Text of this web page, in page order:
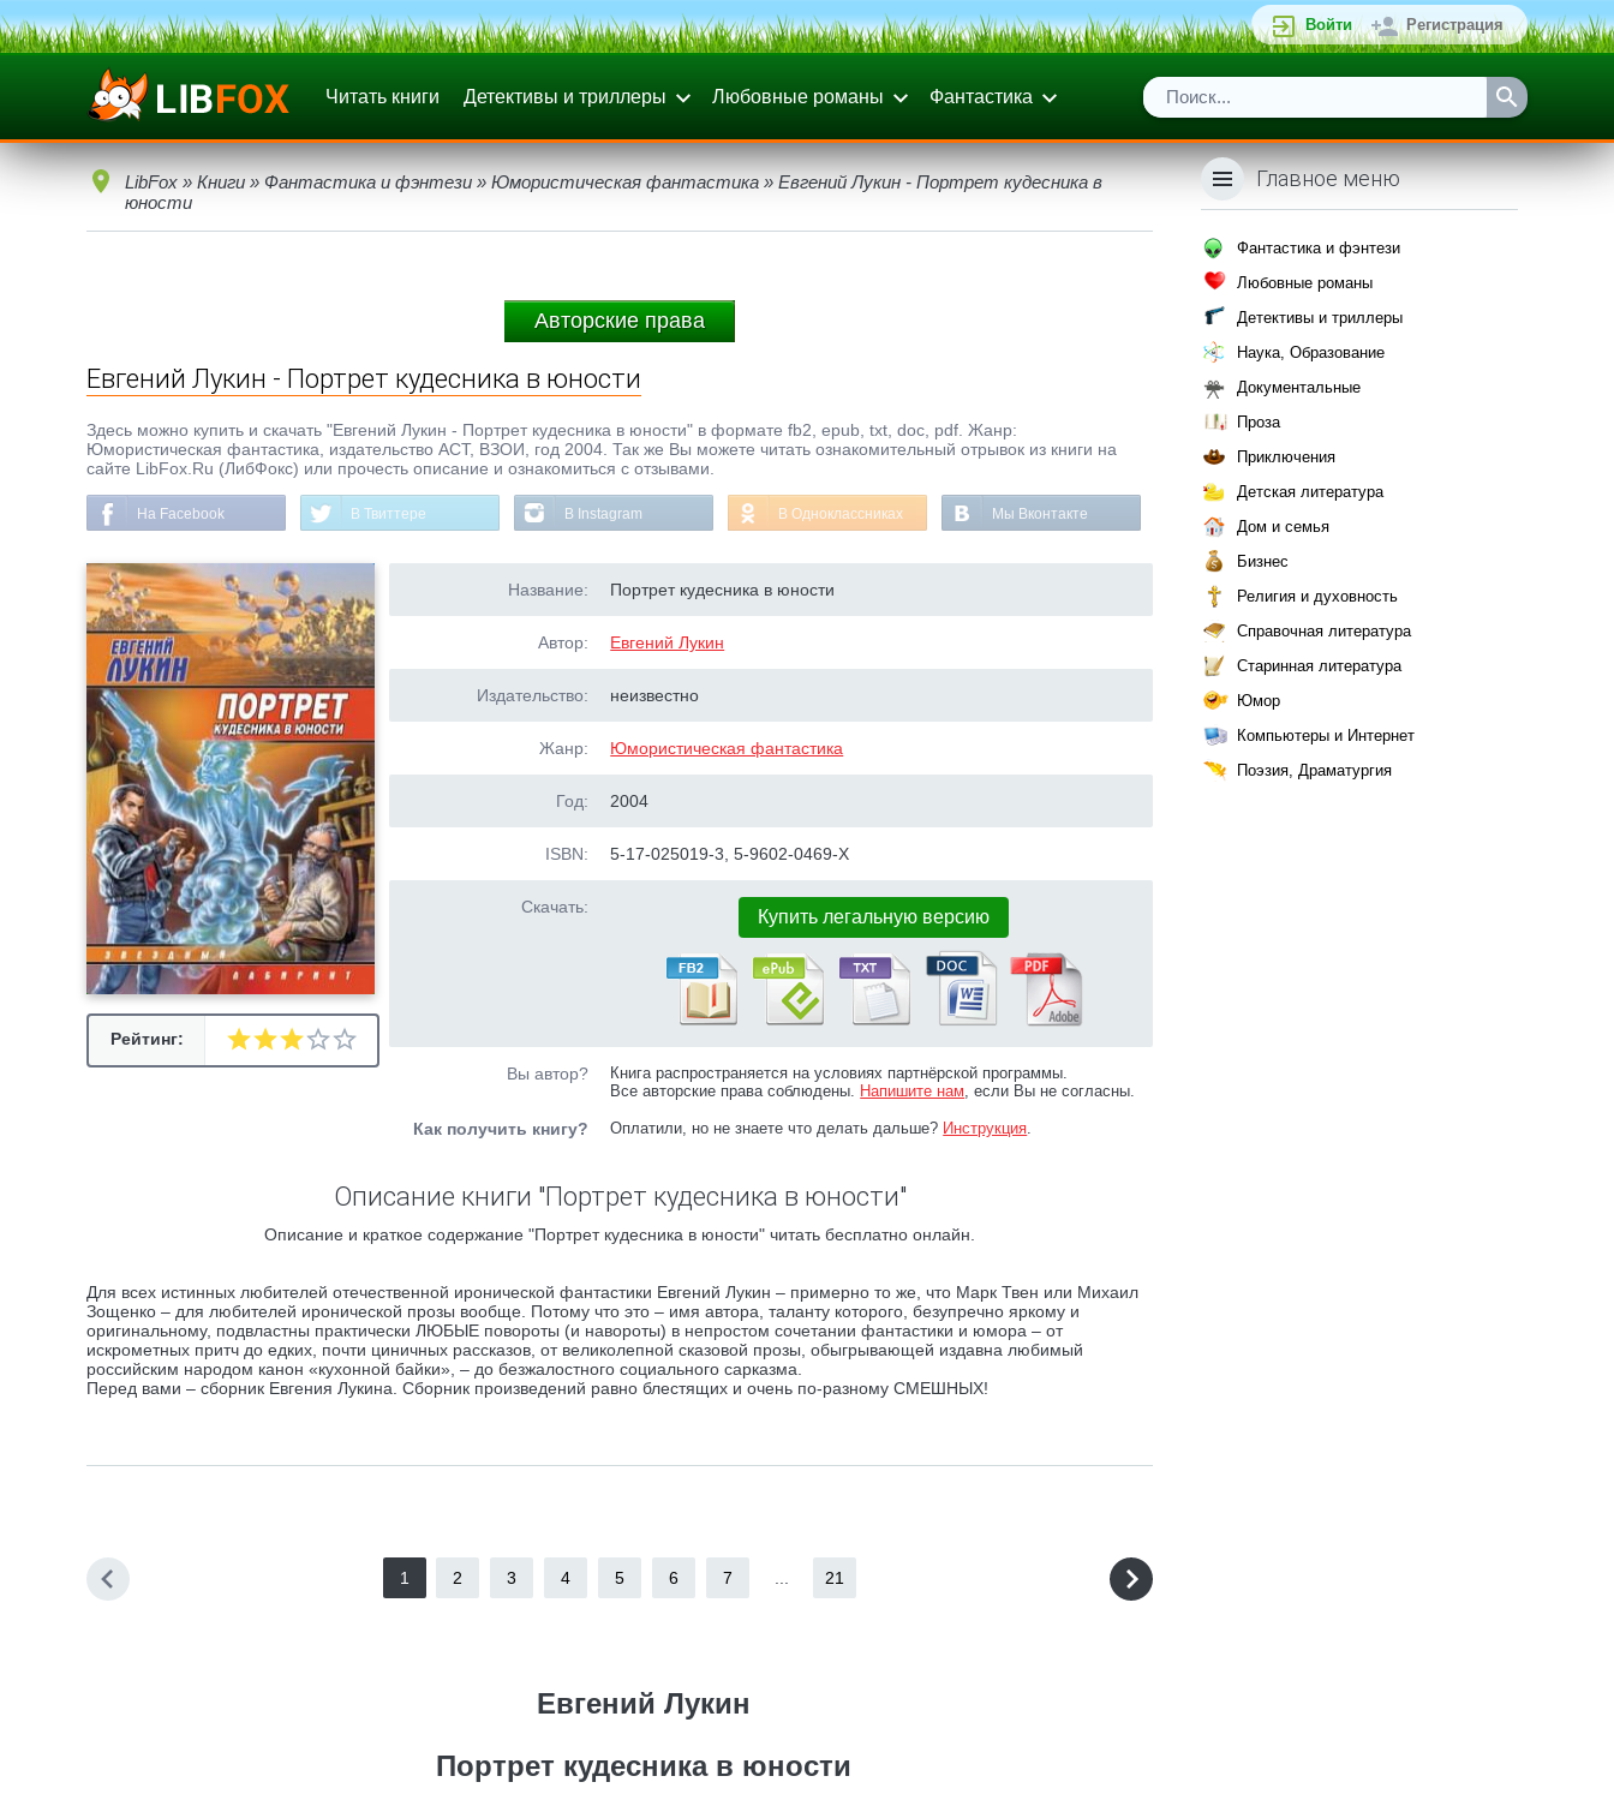
Войти Регистрация
Читать книги Детективы и триллеры Любовные романы Фантастика
LibFox » Книги » Фантастика и фэнтези » Юмористическая фантастика » Евгений Лукин - Портрет кудесника в
юности
Авторские права
Евгений Лукин - Портрет кудесника в юности
Здесь можно купить и скачать "Евгений Лукин - Портрет кудесника в юности" в формате fb2, epub, txt, doc, pdf. Жанр:
Юмористическая фантастика, издательство АСТ, ВЗОИ, год 2004. Так же Вы можете читать ознакомительный отрывок из книги на
сайте LibFox.Ru (ЛибФокс) или прочесть описание и ознакомиться с отзывами.
На Facebook В Твиттере В Instagram В Одноклассниках Мы Вконтакте
Рейтинг:
Название: Портрет кудесника в юности
Автор: Евгений Лукин
Издательство: неизвестно
Жанр: Юмористическая фантастика
Год: 2004
ISBN: 5-17-025019-3, 5-9602-0469-Х
Скачать: Купить легальную версию
Вы автор?
Книга распространяется на условиях партнёрской программы.
Все авторские права соблюдены. Напишите нам, если Вы не согласны.
Как получить книгу? Оплатили, но не знаете что делать дальше? Инструкция.
Описание книги "Портрет кудесника в юности"
Описание и краткое содержание "Портрет кудесника в юности" читать бесплатно онлайн.
Для всех истинных любителей отечественной иронической фантастики Евгений Лукин – примерно то же, что Марк Твен или Михаил
Зощенко – для любителей иронической прозы вообще. Потому что это – имя автора, таланту которого, безупречно яркому и
оригинальному, подвластны практически ЛЮБЫЕ повороты (и навороты) в непростом сочетании фантастики и юмора – от
искрометных притч до едких, почти циничных рассказов, от великолепной сказовой прозы, обыгрывающей издавна любимый
российским народом канон «кухонной байки», – до безжалостного социального сарказма.
Перед вами – сборник Евгения Лукина. Сборник произведений равно блестящих и очень по-разному СМЕШНЫХ!
1 2 3 4 5 6 7 21
Евгений Лукин
Портрет кудесника в юности
Главное меню
Фантастика и фэнтези
Любовные романы
Детективы и триллеры
Наука, Образование
Документальные
Проза
Приключения
Детская литература
Дом и семья
Бизнес
Религия и духовность
Справочная литература
Старинная литература
Юмор
Компьютеры и Интернет
Поэзия, Драматургия